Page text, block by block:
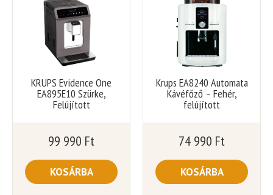
KRUPS Evidence One
EA895E10 Szürke,
Felújított
99 990 Ft
KOSÁRBA
Krups EA8240 Automata
Kávéfőző – Fehér,
felújított
74 990 Ft
KOSÁRBA